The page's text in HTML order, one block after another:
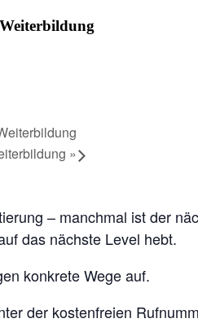
»
– manchmal ist der
das nächste Level hebt.
konkrete Wege auf.
der kostenfreien